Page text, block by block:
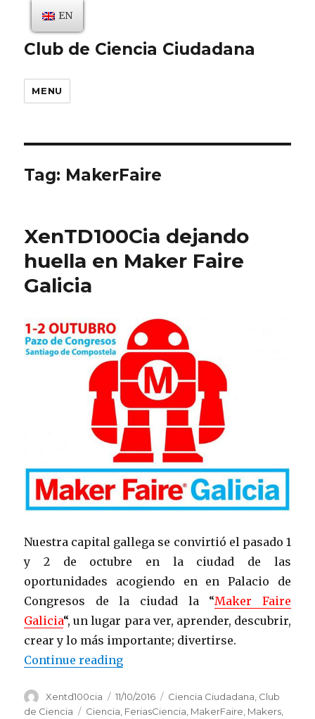
Club de Ciencia Ciudadana
MENU
Tag: MakerFaire
XenTD100Cia dejando
huella en Maker Faire
Galicia
Nuestra capital gallega se convirtió el pasado 1
y 2 de octubre en la ciudad de las
oportunidades acogiendo en en Palacio de
Congresos de la ciudad la “Maker Faire
Galicia“, un lugar para ver, aprender, descubrir,
crear y lo más importante; divertirse.
Continue reading“XenTD100Cia dejando huella en
Author
Xentd100cia
Posted
on
11/10/2016 Categories
Ciencia Ciudadana Club
de Ciencia
Tags
Ciencia FeriasCiencia MakerFaire Makers
EN